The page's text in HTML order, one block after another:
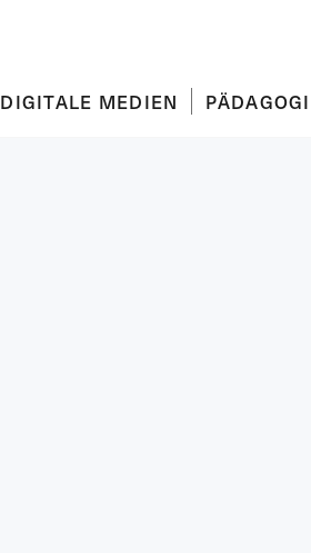
DIGITALE MEDIEN